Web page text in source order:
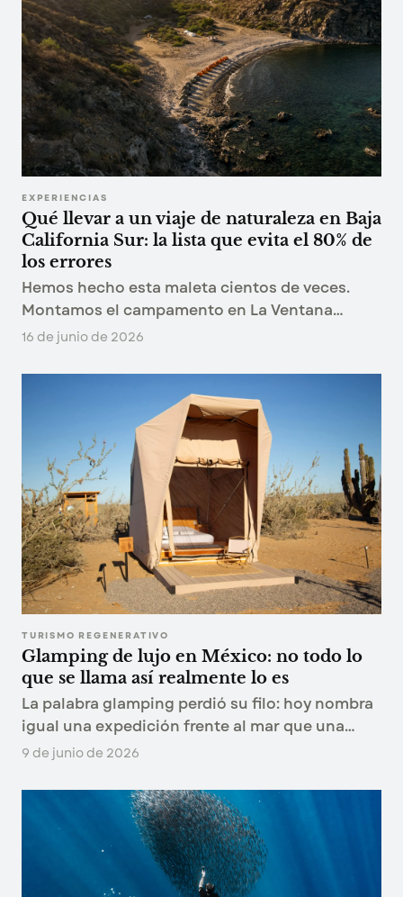
EXPERIENCIAS
Qué llevar a un viaje de naturaleza en Baja
California Sur: la lista que evita el 80% de
los errores
Hemos hecho esta maleta cientos de veces.
Montamos el campamento en La Ventana
temporada tras temporada, así que esta lista no
nosotros.
16 de junio de 2026
TURISMO REGENERATIVO
Glamping de lujo en México: no todo lo
que se llama así realmente lo es
La palabra glamping perdió su filo: hoy nombra
igual una expedición frente al mar que una
tienda con foquitos. Qué distingue al glamping
reservar.
9 de junio de 2026